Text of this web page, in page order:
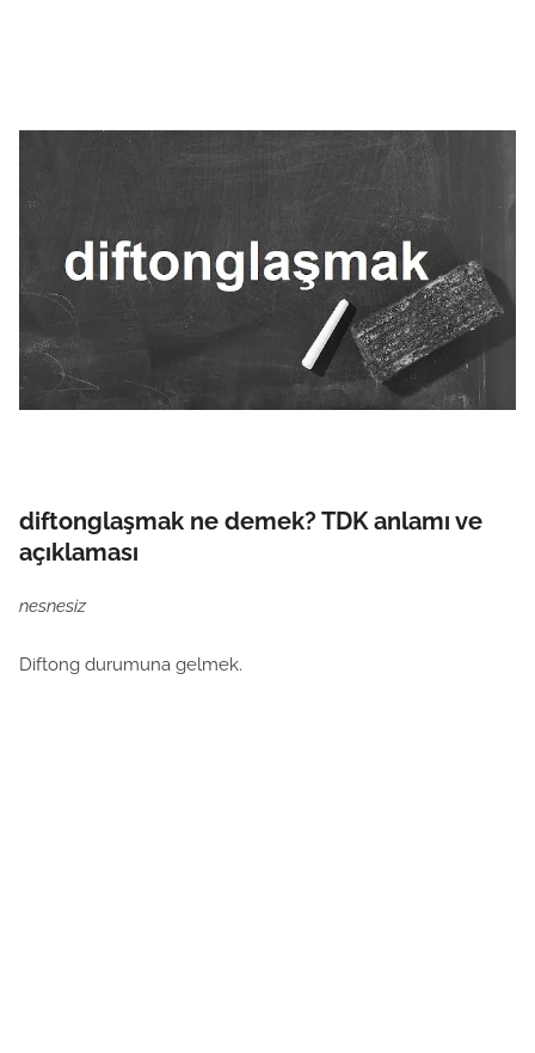
diftonglaşmak ne demek? TDK anlamı ve
açıklaması
nesnesiz
Diftong durumuna gelmek.